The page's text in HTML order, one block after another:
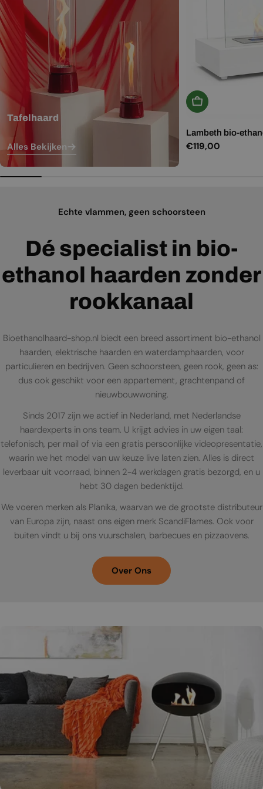
Tafelhaard
Alles Bekijken
In Winkelwagen
Lambeth bio-
Normale
€119,00
Echte vlammen, geen schoorsteen
Dé specialist in bio-
ethanol haarden zonder
rookkanaal
Bioethanolhaard-shop.nl biedt een breed assortiment bio-ethanol
haarden, elektrische haarden en waterdamphaarden, voor
particulieren en bedrijven. Geen schoorsteen, geen rook, geen as:
dus ook geschikt voor een appartement, grachtenpand of
nieuwbouwwoning.
Sinds 2017 zijn we actief in Nederland, met Nederlandse
haardexperts in ons team. U krijgt advies in uw eigen taal:
telefonisch, per mail of via een gratis persoonlijke videopresentatie,
waarin we het model van uw keuze live laten zien. Alles is direct
leverbaar uit voorraad, binnen 2-4 werkdagen gratis bezorgd, en u
hebt 30 dagen bedenktijd.
We voeren merken als Planika, waarvan we de grootste distributeur
van Europa zijn, naast ons eigen merk ScandiFlames. Ook voor
buiten vindt u bij ons vuurschalen, barbecues en pizzaovens.
Over Ons